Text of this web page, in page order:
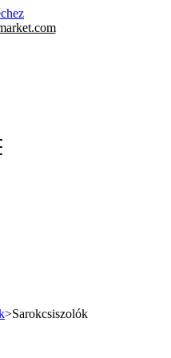
>Sarokcsiszolók